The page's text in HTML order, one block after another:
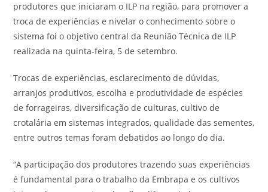
produtores que iniciaram o ILP na região, para promover a
troca de experiências e nivelar o conhecimento sobre o
sistema foi o objetivo central da Reunião Técnica de ILP
realizada na quinta-feira, 5 de setembro.
Trocas de experiências, esclarecimento de dúvidas,
arranjos produtivos, escolha e produtividade de espécies
de forrageiras, diversificação de culturas, cultivo de
crotalária em sistemas integrados, qualidade das sementes,
entre outros temas foram debatidos ao longo do dia.
“A participação dos produtores trazendo suas experiências
é fundamental para o trabalho da Embrapa e os cultivos